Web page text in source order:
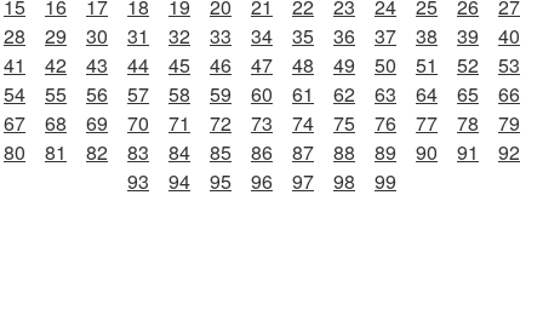
15
16 17 18 19 20 21 22 23 24 25 26
27
28
29 30 31 32 33 34 35 36 37 38 39
40
41
42 43 44 45 46 47 48 49 50 51 52
53
54
55 56 57 58 59 60 61 62 63 64 65
66
67
68 69 70 71 72 73 74 75 76 77 78
79
80
81 82 83 84 85 86 87 88 89 90 91
92
93
94 95 96 97 98 99